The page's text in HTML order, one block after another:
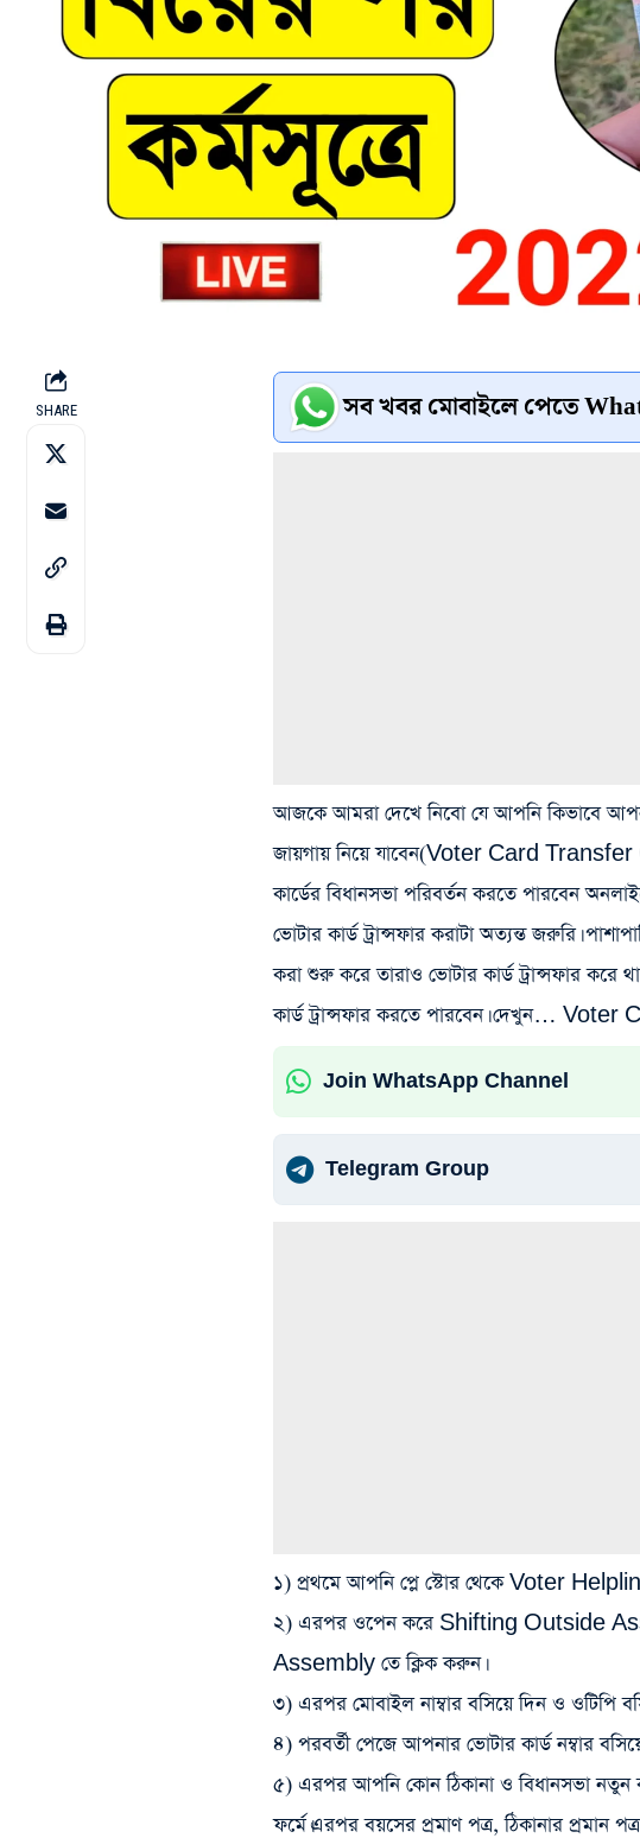
SHARE সব খবর মোবাইলে পেতে
আজকে আমরা দেখে নিবো যে আপনি কিভাবে
জায়গায় নিয়ে যাবেন(Voter Card
কার্ডের বিধানসভা পরিবর্তন করতে পারবেন
ভোটার কার্ড ট্রান্সফার করাটা অত্যন্ত জরুরি।
করা শুরু করে তারাও ভোটার কার্ড ট্রান্সফার করে
কার্ড ট্রান্সফার করতে পারবেন। দেখুন…
Join WhatsApp Channel
Telegram Group
১) প্রথমে আপনি প্লে স্টোর থেকে Voter
২) এরপর ওপেন করে Shifting Outside
Assembly তে ক্লিক করুন।
৩) এরপর মোবাইল নাম্বার বসিয়ে দিন ও ওটিপি
৪) পরবর্তী পেজে আপনার ভোটার কার্ড নম্বার
৫) এরপর আপনি কোন ঠিকানা ও বিধানসভা
ফর্মে।এরপর বয়সের প্রমাণ পত্র, ঠিকানার প্রমান